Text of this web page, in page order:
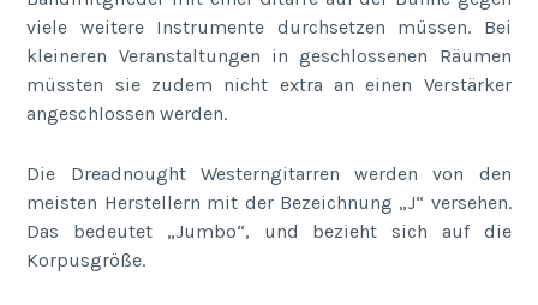
viele weitere Instrumente durchsetzen müssen. Bei
kleineren Veranstaltungen in geschlossenen Räumen
müssten sie zudem nicht extra an einen Verstärker
angeschlossen werden.
Die Dreadnought Westerngitarren werden von den
meisten Herstellern mit der Bezeichnung „J“ versehen.
Das bedeutet „Jumbo“, und bezieht sich auf die
Korpusgröße.